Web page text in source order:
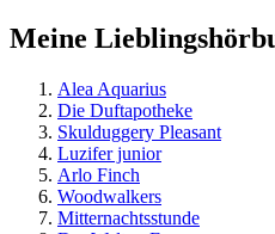
Meine
Alea Aquarius
Die Duftapotheke
Skulduggery Pleasant
Luzifer junior
Arlo Finch
Woodwalkers
Mitternachtsstunde